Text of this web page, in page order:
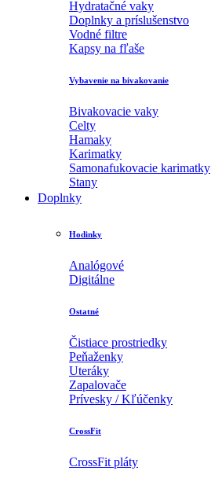
Hydratačné vaky
Doplnky a príslušenstvo
Vodné filtre
Kapsy na fľaše
Vybavenie na bivakovanie
Bivakovacie vaky
Celty
Hamaky
Karimatky
Samonafukovacie karimatky
Stany
Doplnky
Hodinky
Analógové
Digitálne
Ostatné
Čistiace prostriedky
Peňaženky
Uteráky
Zapalovače
Prívesky / Kľúčenky
CrossFit
CrossFit pláty